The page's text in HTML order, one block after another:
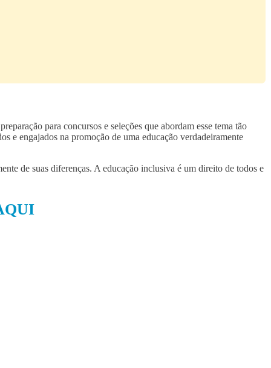
para concursos e seleções que abordam esse tema tão
e engajados na promoção de uma educação verdadeiramente
de suas diferenças. A educação inclusiva é um direito de todos e